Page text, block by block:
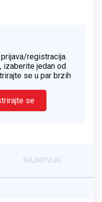
registracija.
izaberite jedan od
se u par brzih
se
NAJNOVIJE